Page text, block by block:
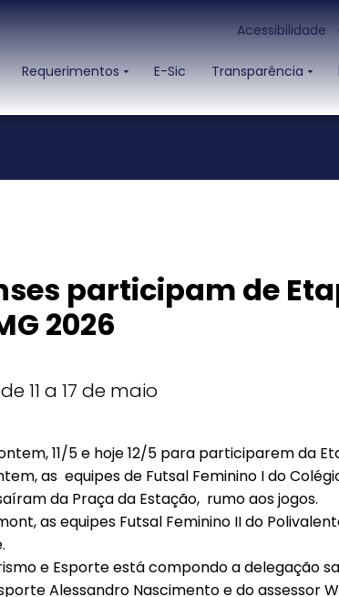
Acessibilidade
Requerimentos E-Sic Transparência
Licitações
Estrutura
Galeria de
participam de
2026
11 a 17 de maio
11/5 e hoje 12/5 para participarem da
as equipes de Futsal Feminino I do
da Praça da Estação, rumo aos jogos.
as equipes Futsal Feminino II do
e Esporte está compondo a delegação
Alessandro Nascimento e do assessor